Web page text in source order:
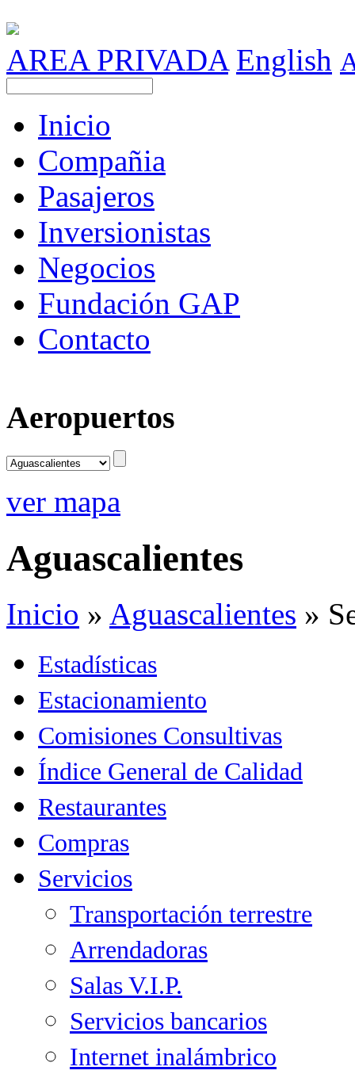
AREA PRIVADA English
Inicio
Compañia
Pasajeros
Inversionistas
Negocios
Fundación GAP
Contacto
Aeropuertos
ver mapa
Aguascalientes
Inicio » Aguascalientes »
Estadísticas
Estacionamiento
Comisiones Consultivas
Índice General de Calidad
Restaurantes
Compras
Servicios
Transportación terrestre
Arrendadoras
Salas V.I.P.
Servicios bancarios
Internet inalámbrico